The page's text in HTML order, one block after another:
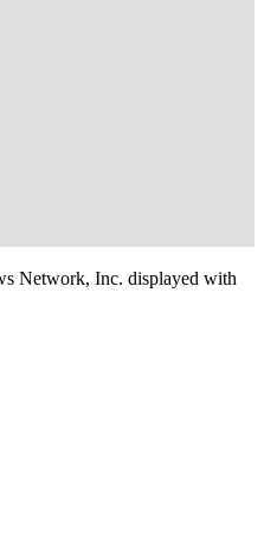
Network, Inc. displayed with